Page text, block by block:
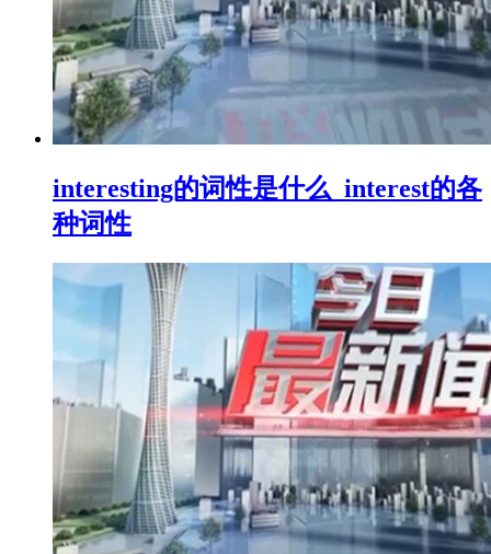
interesting的词性是什么_interest的各
种词性